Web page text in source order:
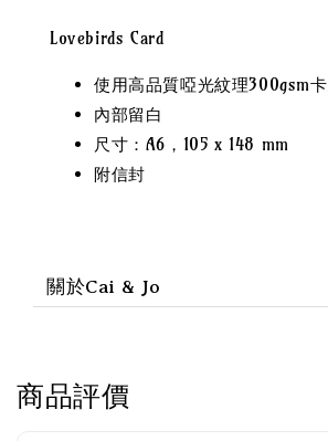
Lovebirds Card
使用高品質啞光紋理300gsm
內部留白
尺寸：A6，105 x 148 mm
附信封
關於Cai & Jo
商品評價